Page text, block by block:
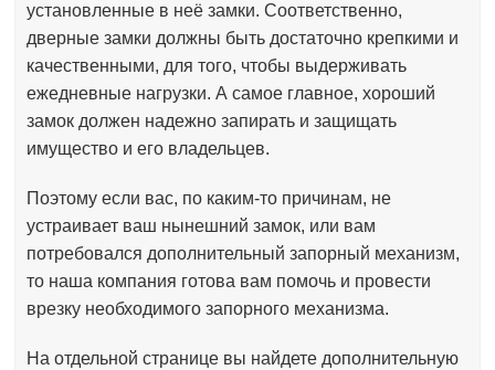
установленные в неё замки. Соответственно,
дверные замки должны быть достаточно крепкими и
качественными, для того, чтобы выдерживать
ежедневные нагрузки. А самое главное, хороший
замок должен надежно запирать и защищать
имущество и его владельцев.
Поэтому если вас, по каким-то причинам, не
устраивает ваш нынешний замок, или вам
потребовался дополнительный запорный механизм,
то наша компания готова вам помочь и провести
врезку необходимого запорного механизма.
На отдельной странице вы найдете дополнительную